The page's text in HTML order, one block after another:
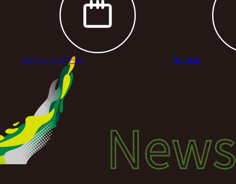
スケジュール/チケット 試合結果
Newsニュース
News